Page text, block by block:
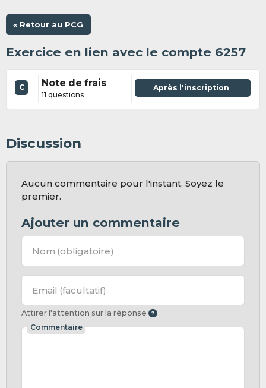
« Retour au PCG
Exercice en lien avec le compte 6257
C Note de frais
11 questions
Après l'inscription
Discussion
Aucun commentaire pour l'instant. Soyez le
premier.
Ajouter un commentaire
Nom (obligatoire)
Email (facultatif)
Attirer l'attention sur la réponse
Commentaire